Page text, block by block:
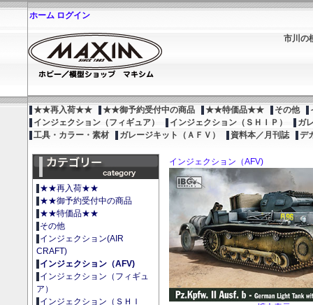
ホーム ログイン
市川の
★★再入荷★★ ★★御予約受付中の商品 ★★特価品★★ その他
インジェクション（フィギュア）
インジェクション（ＳＨＩＰ）
ガ
工具・カラー・素材
ガレージキット（ＡＦＶ） 資料本／月刊誌 デ
★★再入荷★★
★★御予約受付中の商品
★★特価品★★
その他
インジェクション(AIR
CRAFT)
インジェクション（AFV)
インジェクション（フィギュ
ア）
インジェクション（ＳＨＩ
インジェクション（AFV)